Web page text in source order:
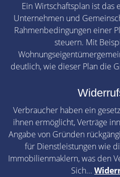
Ein Wirtschaftsplan ist das
Unternehmen und
Rahmenbedingungen einer
steuern. Mit
deutlich, wie dieser Plan die
Verbraucher haben ein
ihnen ermöglicht, Verträge
Angabe von Gründen
für Dienstleistungen wie
Immobilienmaklern, was den
Sich...